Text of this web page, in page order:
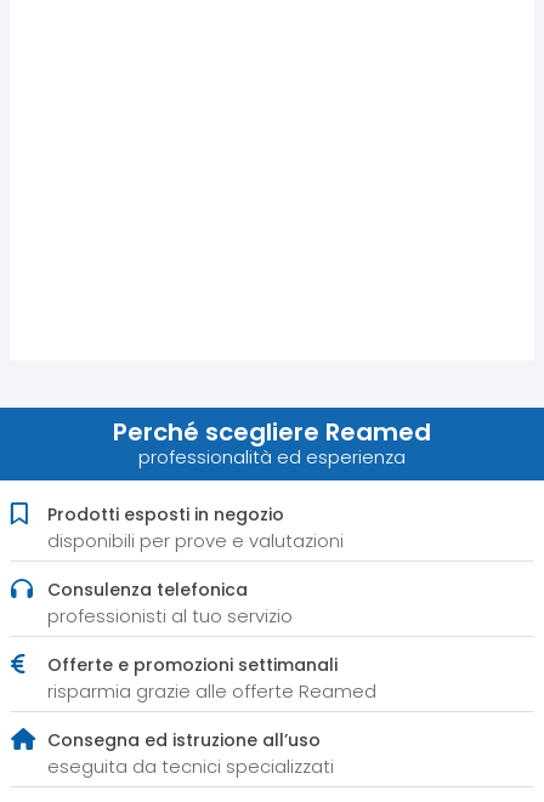
Perché scegliere Reamed
professionalità ed esperienza
Prodotti esposti in negozio
disponibili per prove e valutazioni
Consulenza telefonica
professionisti al tuo servizio
Offerte e promozioni settimanali
risparmia grazie alle offerte Reamed
Consegna ed istruzione all’uso
eseguita da tecnici specializzati